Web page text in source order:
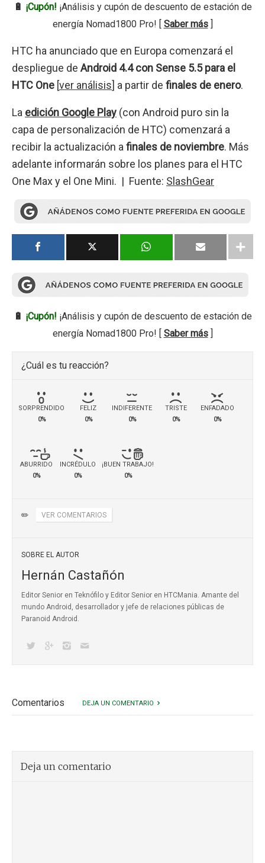
🔋 ¡Cupón! ¡Análisis y cupón de descuento de estación de
energía Nomad1800 Pro! [ Saber más]
HTC ha anunciado que en Europa comenzará el
despliegue de Android 4.4 con Sense 5.5 para el
HTC One [ver análisis] a partir de finales de enero.
La edición Google Play (con Android puro sin la
capa de personalización de HTC) comenzará a
recibir la actualización a finales de noviembre. Más
adelante informarán sobre los planes para el HTC
One Max y el One Mini. | Fuente: SlashGear
🔋 ¡Cupón! ¡Análisis y cupón de descuento de estación de
energía Nomad1800 Pro! [ Saber más]
¿Cuál es tu reacción?
SORPRENDIDO
0%
FELIZ
0%
INDIFERENTE
0%
TRISTE
0%
ENFADADO
0%
ABURRIDO
0%
INCRÉDULO
0%
¡BUEN TRABAJO!
0%
✏️ VER COMENTARIOS
SOBRE EL AUTOR
Hernán Castañón
Editor Senior en Teknófilo y Editor Senior en HTCMania. Amante del
mundo Android, desarrollador y jefe de relaciones públicas de
Paranoid Android.
Comentarios DEJA UN COMENTARIO
Deja un comentario